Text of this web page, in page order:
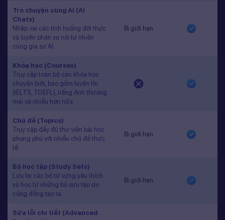
Trò chuyện cùng AI (AI
Chats)
Nhập vai các tình huống đời thực
và luyện phản xạ nói tự nhiên
cùng gia sư AI.
Bị giới hạn
Khóa học (Courses)
Truy cập toàn bộ các khóa học
chuyên biệt, bao gồm luyện thi
(IELTS, TOEFL), tiếng Anh thương
mại và nhiều hơn nữa.
Chủ đề (Topics)
Truy cập đầy đủ thư viện bài học
phong phú với nhiều chủ đề thực
tế.
Bị giới hạn
Bộ học tập (Study Sets)
Lưu lại các bộ từ vựng yêu thích
và học từ những bộ sưu tập do
cộng đồng tạo ra.
Bị giới hạn
Sửa lỗi chi tiết (Advanced